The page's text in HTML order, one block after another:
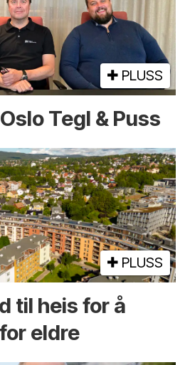
PLUSS
Tegl & Puss
PLUSS
til heis for å
eldre